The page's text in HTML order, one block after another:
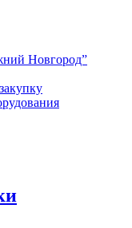
Новгород”